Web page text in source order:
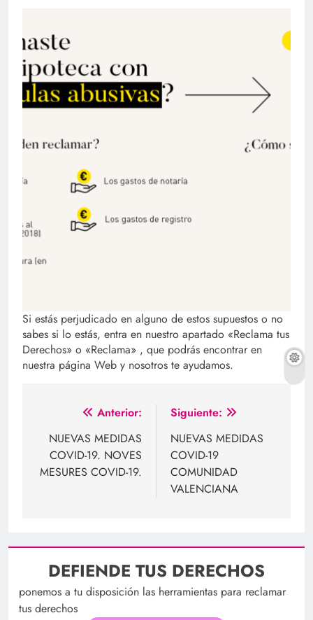
Si estás perjudicado en alguno de estos supuestos o no
sabes si lo estás, entra en nuestro apartado «Reclama tus
Derechos» o «Reclama» , que podrás encontrar en
nuestra página Web y nosotros te ayudamos.
Navegación
de
entradas
Anterior:
NUEVAS MEDIDAS
COVID-19. NOVES
MESURES COVID-19.
Siguiente:
NUEVAS MEDIDAS
COVID-19
COMUNIDAD
VALENCIANA
DEFIENDE TUS DERECHOS
ponemos a tu disposición las herramientas para reclamar
tus derechos